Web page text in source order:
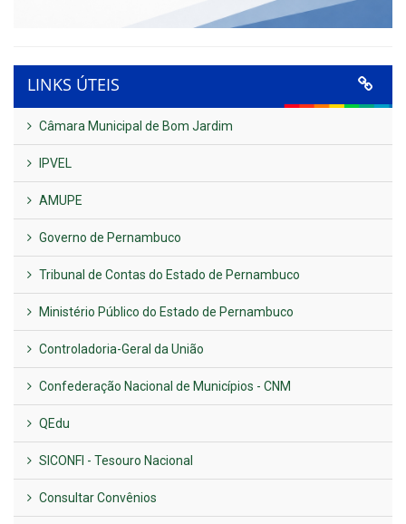
LINKS ÚTEIS
Câmara Municipal de Bom Jardim
IPVEL
AMUPE
Governo de Pernambuco
Tribunal de Contas do Estado de Pernambuco
Ministério Público do Estado de Pernambuco
Controladoria-Geral da União
Confederação Nacional de Municípios - CNM
QEdu
SICONFI - Tesouro Nacional
Consultar Convênios